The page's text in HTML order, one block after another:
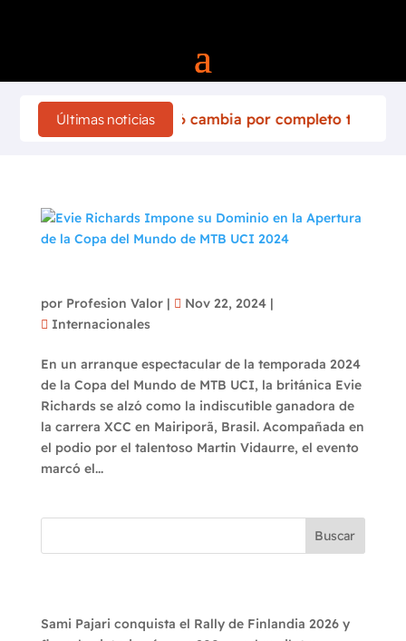
Últimas noticias
de Finlandia 2026 cambia por completo tras el
por Profesion Valor| Nov 22, 2024|
Internacionales
En un arranque espectacular de la temporada 2024
de la Copa del Mundo de MTB UCI, la británica Evie
Richards se alzó como la indiscutible ganadora de
la carrera XCC en Mairiporã, Brasil. Acompañada en
el podio por el talentoso Martin Vidaurre, el evento
marcó el...
Buscar
Sami Pajari conquista el Rally de Finlandia 2026 y